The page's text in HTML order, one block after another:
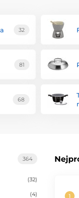
32
81
68
364
(32)
(4)